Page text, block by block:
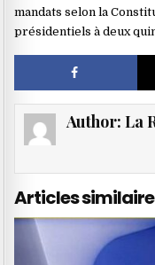
mandats selon la
présidentiels à deux
Author: La
Articles